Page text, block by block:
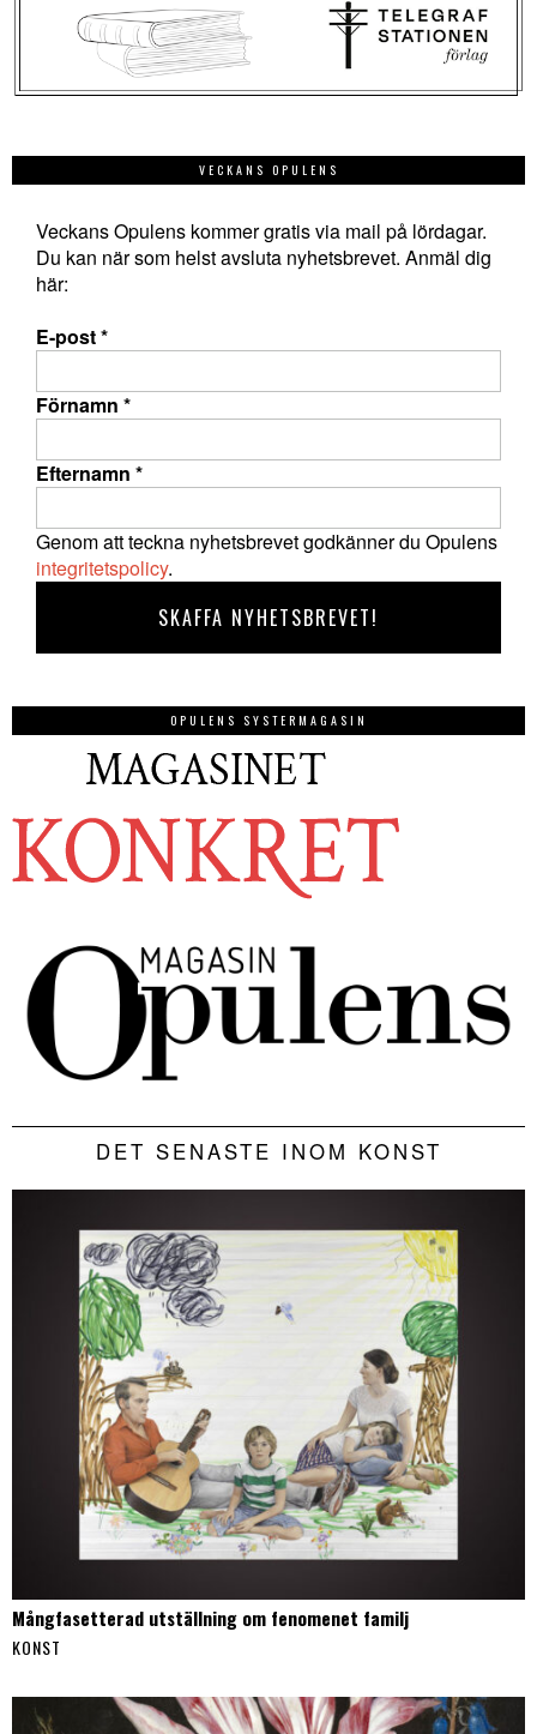
VECKANS OPULENS
Veckans Opulens kommer gratis via mail på lördagar.
Du kan när som helst avsluta nyhetsbrevet. Anmäl dig
här:
E-post*
Förnamn *
Efternamn *
Genom att teckna nyhetsbrevet godkänner du Opulens
integritetspolicy.
OPULENS SYSTERMAGASIN
DET SENASTE INOM KONST
Mångfasetterad utställning om fenomenet familj
KONST